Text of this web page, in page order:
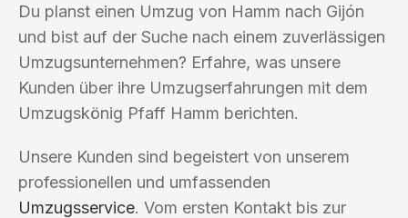
Du planst einen Umzug von Hamm nach Gijón
und bist auf der Suche nach einem zuverlässigen
Umzugsunternehmen? Erfahre, was unsere
Kunden über ihre Umzugserfahrungen mit dem
Umzugskönig Pfaff Hamm berichten.
Unsere Kunden sind begeistert von unserem
professionellen und umfassenden
Umzugsservice. Vom ersten Kontakt bis zur